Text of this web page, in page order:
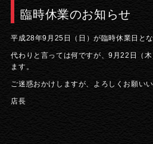
臨時休業のお知らせ
平成28年9月25日（日）が臨時休業日とな
代わりと言っては何ですが、9月22日（
ます。
ご迷惑おかけしますが、よろしくお願いい
店長